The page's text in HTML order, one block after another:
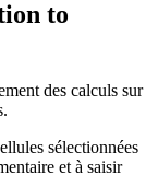
to
des calculs sur
sélectionnées
et à saisir